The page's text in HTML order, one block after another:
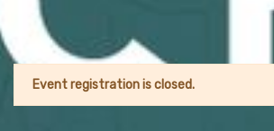
Event registration is closed.